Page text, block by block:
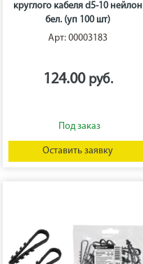
круглого кабеля d5-10 нейлон
бел. (уп 100 шт)
Арт: 00003183
124.00
Оставить заявку